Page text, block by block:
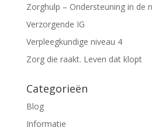
Zorghulp – Ondersteuning in de
Verzorgende IG
Verpleegkundige niveau 4
Zorg die raakt. Leven dat klopt
Categorieën
Blog
Informatie